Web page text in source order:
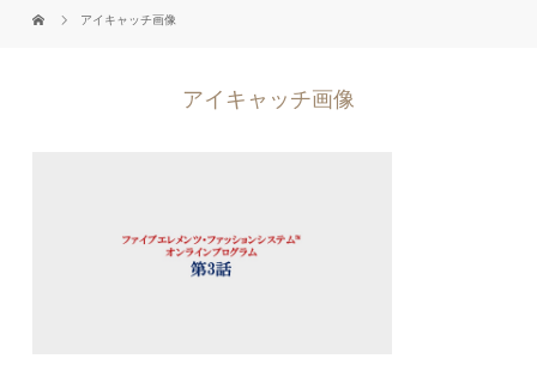
アイキャッチ画像
アイキャッチ画像